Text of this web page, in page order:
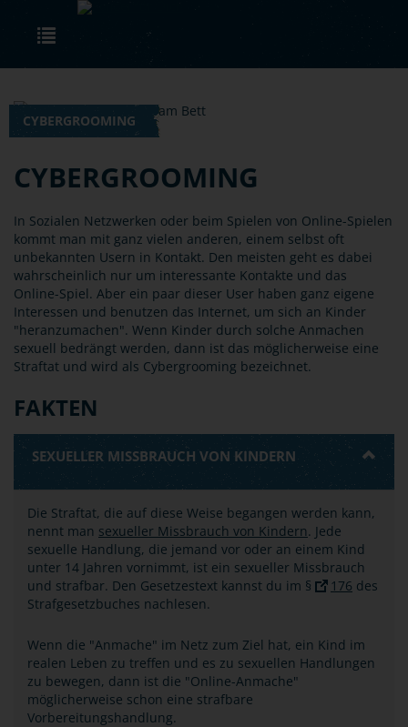
Skip to main content
CYBERGROOMING
CYBERGROOMING
In Sozialen Netzwerken oder beim Spielen von Online-Spielen
kommt man mit ganz vielen anderen, einem selbst oft
unbekannten Usern in Kontakt. Den meisten geht es dabei
wahrscheinlich nur um interessante Kontakte und das
Online-Spiel. Aber ein paar dieser User haben ganz eigene
Interessen und benutzen das Internet, um sich an Kinder
"heranzumachen". Wenn Kinder durch solche Anmachen
sexuell bedrängt werden, dann ist das möglicherweise eine
Straftat und wird als Cybergrooming bezeichnet.
FAKTEN
SEXUELLER MISSBRAUCH VON KINDERN
Die Straftat, die auf diese Weise begangen werden kann,
nennt man sexueller Missbrauch von Kindern. Jede
sexuelle Handlung, die jemand vor oder an einem Kind
unter 14 Jahren vornimmt, ist ein sexueller Missbrauch
und strafbar. Den Gesetzestext kannst du im §
176 des
Strafgesetzbuches nachlesen.
Wenn die "Anmache" im Netz zum Ziel hat, ein Kind im
realen Leben zu treffen und es zu sexuellen Handlungen
zu bewegen, dann ist die "Online-Anmache"
möglicherweise schon eine strafbare
Vorbereitungshandlung.